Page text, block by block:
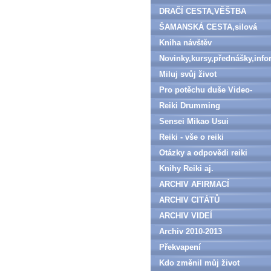
DRAČÍ CESTA,VĚŠTBA
ŠAMANSKÁ CESTA,silová
zvířata
Kniha návštěv
Miluj svůj život
Pro potěchu duše Video-
denně aktualizováno
Reiki Drumming
Sensei Mikao Usui
Reiki - vše o reiki
Otázky a odpovědi reiki
Knihy Reiki aj.
ARCHIV AFIRMACÍ
ARCHIV CITÁTŮ
ARCHIV VIDEÍ
Archiv 2010-2013
Překvapení
Kdo změnil můj život